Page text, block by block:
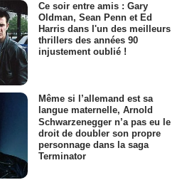
Ce soir entre amis : Gary
Oldman, Sean Penn et Ed
Harris dans l'un des meilleurs
thrillers des années 90
injustement oublié !
Même si l’allemand est sa
langue maternelle, Arnold
Schwarzenegger n’a pas eu le
droit de doubler son propre
personnage dans la saga
Terminator